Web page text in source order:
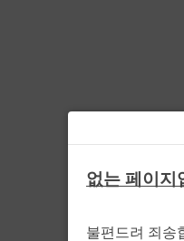
없는 페이지
불편드려 죄송